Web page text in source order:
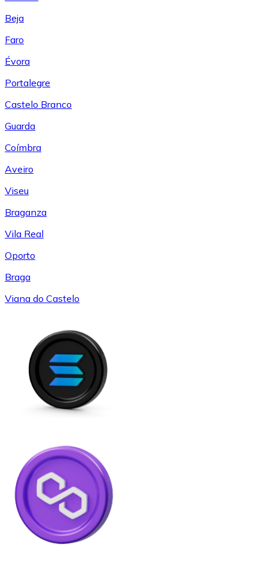
Beja
Faro
Évora
Portalegre
Castelo Branco
Guarda
Coímbra
Aveiro
Viseu
Braganza
Vila Real
Oporto
Braga
Viana do Castelo